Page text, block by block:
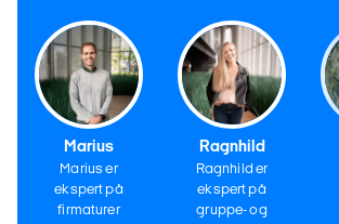
Marius
Marius er
ekspert på
firmaturer
Ragnhild
Ragnhild er
ekspert på
gruppe- og